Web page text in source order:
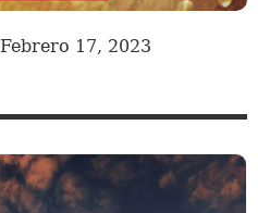
Febrero 17, 2023